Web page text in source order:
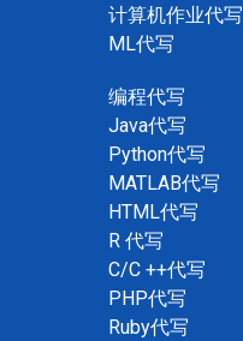
计算机作业代写
ML代写
编程代写
Java代写
Python代写
MATLAB代写
HTML代写
R 代写
C/C ++代写
PHP代写
Ruby代写